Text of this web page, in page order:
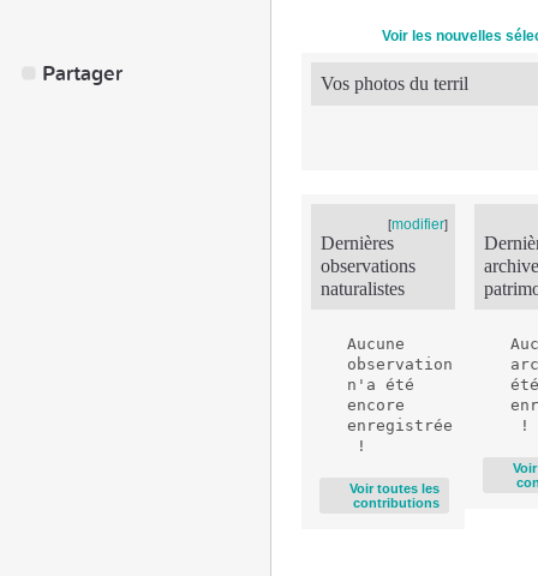
Voir les nouvelles
Vos photos du terril
[modifier]
Dernières
observations
naturalistes
Aucune
observation
n'a été
encore
enregistrée
Voir toutes les
contributions
Partager